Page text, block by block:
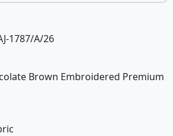
1787/A/26
Brown Embroidered Premium